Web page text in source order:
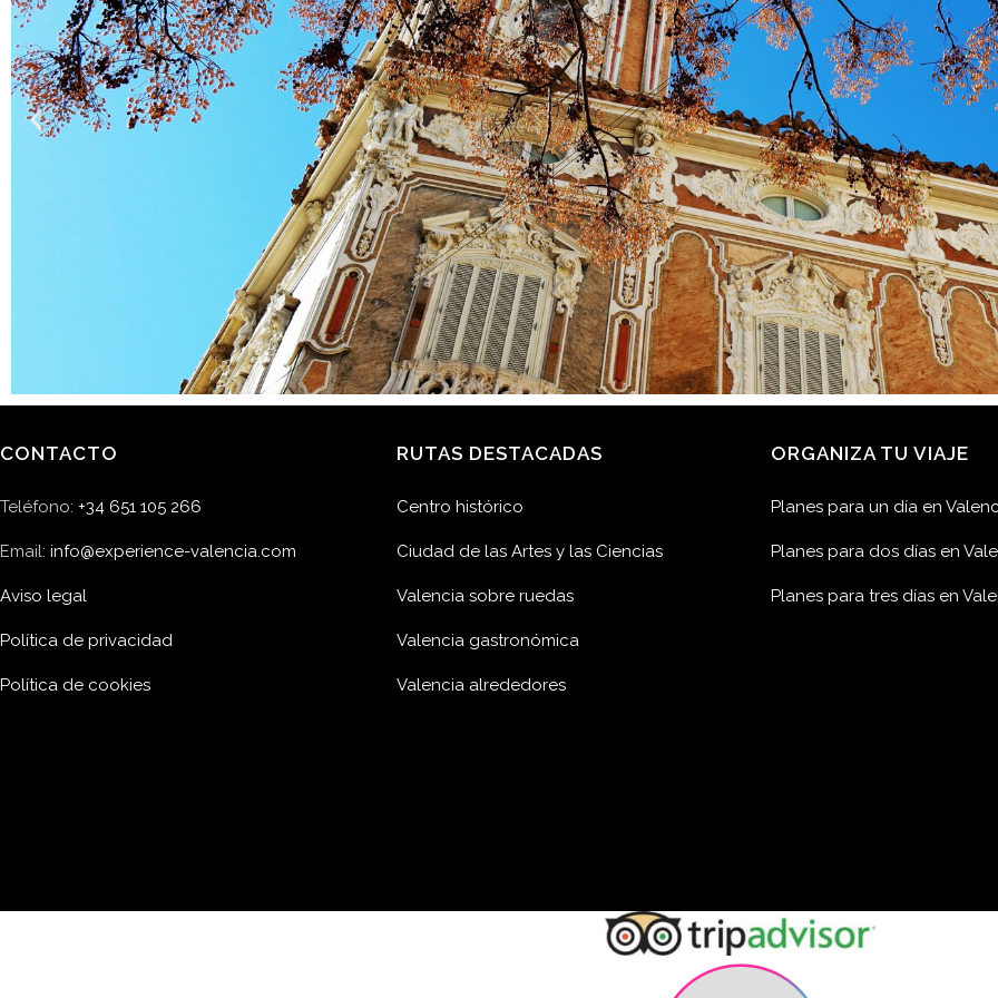
CONTACTO
Teléfono: +34 651 105 266
Email: info@experience-valencia.com
Aviso legal
Política de privacidad
Política de cookies
RUTAS DESTACADAS
Centro histórico
Ciudad de las Artes y las Ciencias
Valencia sobre ruedas
Valencia gastronómica
Valencia alrededores
ORGANIZA TU VIAJE
Planes para un día en
Planes para dos días en
Planes para tres días en